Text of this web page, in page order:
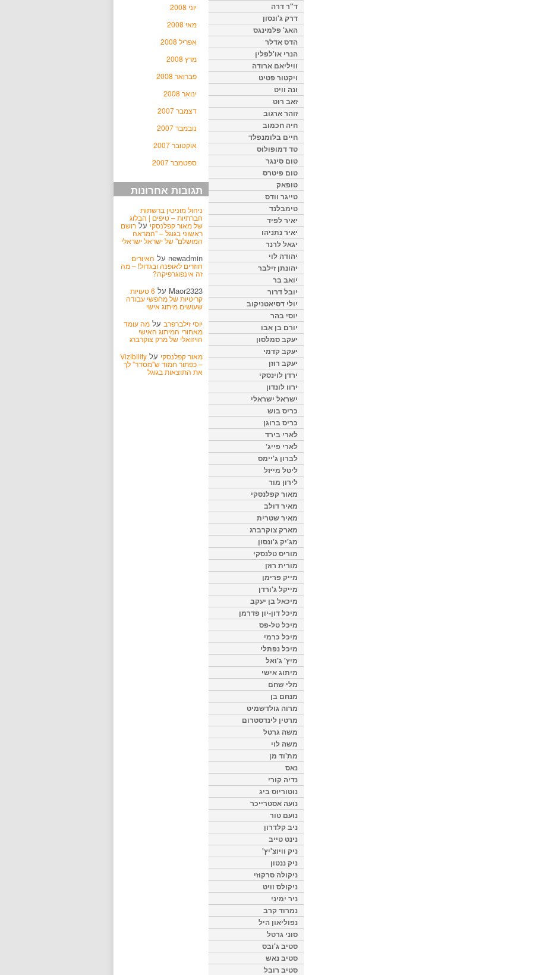
יוני 2008
מאי 2008
אפריל 2008
מרץ 2008
פברואר 2008
ינואר 2008
דצמבר 2007
נובמבר 2007
אוקטובר 2007
ספטמבר 2007
תגובות אחרונות
ניהול מוניטין ברשתות
חברתיות – טיפים | הבלוג
של מאור קפלנסקיעל רושם
ראשוני בגוגל – "המראה
המושלם" של ישראל ישראלי
newadmin על האיורים
חוזרים לאופנה ובגדול! – מה
זה אינפוגרפיקה?
Maor2323 על 6 טעויות
קריטיות של מחפשי עבודה
שעושים מיתוג אישי
יוסי זילברפרב על מה עומד
מאחורי המיתוג האישי
הויזואלי של מרק צוקרברג
מאור קפלנסקי על Vizibility
– כפתור חמוד ש"מסדר" לך
את התוצאות בגוגל
ד"ר דרה
דרק ג'ונסון
האג' פלמינגס
הדס אדלר
הנרי או'לפלין
וויליאם ארודה
ויקטור פטיט
ונה וויט
זאב רוט
זוהר ארגוב
חיה חכמוב
חיים בלומנפלד
טד דמופולוס
טום סינגר
טום פיטרס
טופאק
טייגר וודס
טימבלנד
יאיר לפיד
יאיר נתניהו
יגאל לרנר
יהודה לוי
יהונתן זילבר
יואב בר
יובל דרור
יולי דסיאטניקוב
יוסי בהר
יורם בן אבו
יעקב סמלסון
יעקב קדמי
יעקב רוזן
ירדן לוינסקי
ירוו לונדון
ישראל ישראלי
כריס בוש
כריס ברוגן
לארי בירד
לארי פייג'
לברון ג'יימס
ליטל מייזל
לירון מור
מאור קפלנסקי
מאיר דולב
מאיר שטרית
מארק צוקרברג
מג'יק ג'ונסון
מוריס טלנסקי
מורית רוזן
מייק פרימן
מייקל ג'ורדן
מיכאל בן יעקב
מיכל דון-יון פדרמן
מיכל טל-פס
מיכל כרמי
מיכל נפתלי
מיץ' ג'ואל
מיתוג אישי
מלי שחם
מנחם בן
מרוה גולדשמיט
מרטין לינדסטרום
משה גרטל
משה לוי
מת'וד מן
נאס
נדיה קורי
נוטוריוס ביג
נועה אסטרייכר
נועם טור
ניב קלדרון
נינט טייב
ניק וויוצ'יץ'
ניק ננטון
ניקולה סרקוזי
ניקולס וויט
ניר ימיני
נמרוד קרב
נפוליאון היל
סוני גרטל
סטיב ג'ובס
סטיב נאש
סטיב רובל